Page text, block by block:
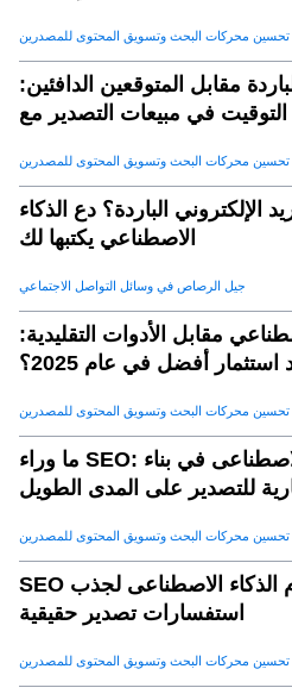
تحسين محركات البحث وتسويق المحتوى للمصدرين
مقابل المتوقعين الدافئين:
تحسين محركات البحث وتسويق المحتوى للمصدرين
الإلكتروني الباردة؟ دع الذكاء
الاصطناعي يكتبها لك
جيل الرصاص في وسائل التواصل الاجتماعي
مقابل الأدوات التقليدية:
استثمار أفضل في عام 2025؟
تحسين محركات البحث وتسويق المحتوى للمصدرين
ما وراء SEO: كيف يساعد الذكاء الاصطناعى في بناء
للتصدير على المدى الطويل
تحسين محركات البحث وتسويق المحتوى للمصدرين
SEO الذي يبيع: استخدام الذكاء الاصطناعى لجذب
استفسارات تصدير حقيقية
تحسين محركات البحث وتسويق المحتوى للمصدرين